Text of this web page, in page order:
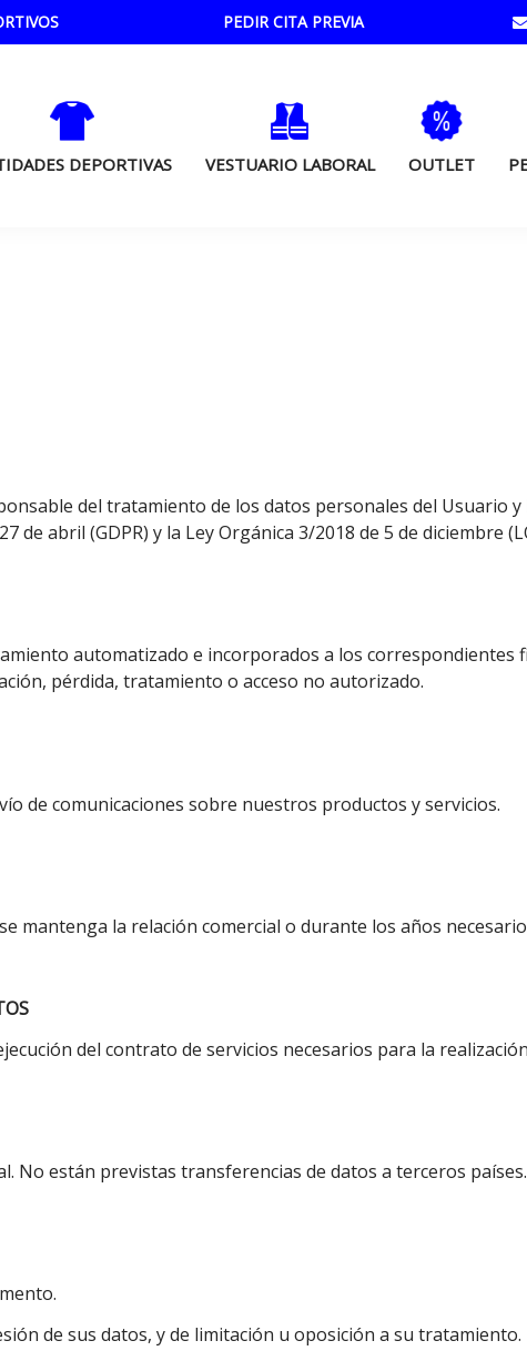
PEDIR CITA PREVIA
DEPORTIVAS VESTUARIO LABORAL OUTLET
del tratamiento de los datos personales del
de abril (GDPR) y la Ley Orgánica 3/2018 de 5 de diciembre
automatizado e incorporados a los correspondientes
pérdida, tratamiento o acceso no autorizado.
de comunicaciones sobre nuestros productos y servicios.
mantenga la relación comercial o durante los años
del contrato de servicios necesarios para la
No están previstas transferencias de datos a terceros países.
de sus datos, y de limitación u oposición a su tratamiento.